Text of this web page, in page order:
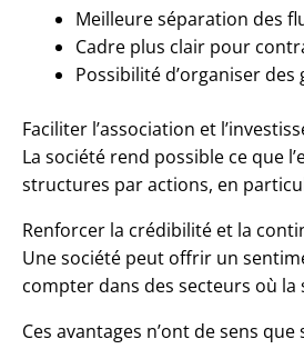
Meilleure séparation des
Cadre plus clair pour
Possibilité d’organiser
Faciliter l’association et
La société rend possible ce que
structures par actions, en
Renforcer la crédibilité et la
Une société peut offrir un
compter dans des secteurs où
Ces avantages n’ont de sens